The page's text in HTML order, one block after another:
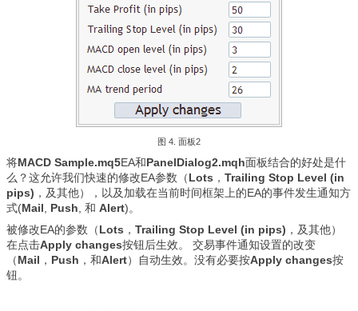
图 4. 面板2
将MACD Sample.mq5EA和PanelDialog2.mqh面板结合的好处是什
么？这允许我们快速的修改EA参数（Lots ， Trailing Stop Level (in
pips) ，及其他），以及加载在当前时间框架上的EA的事件发生通知方
式(Mail Push , 和 Alert)。
被修改EA的参数（Lots ， Trailing Stop Level (in pips) ，及其他）
在点击Apply changes按钮后生效。 交易事件通知设置的改变
（Mail ， Push ，和Alert）自动生效。没有必要按Apply changes按
钮。